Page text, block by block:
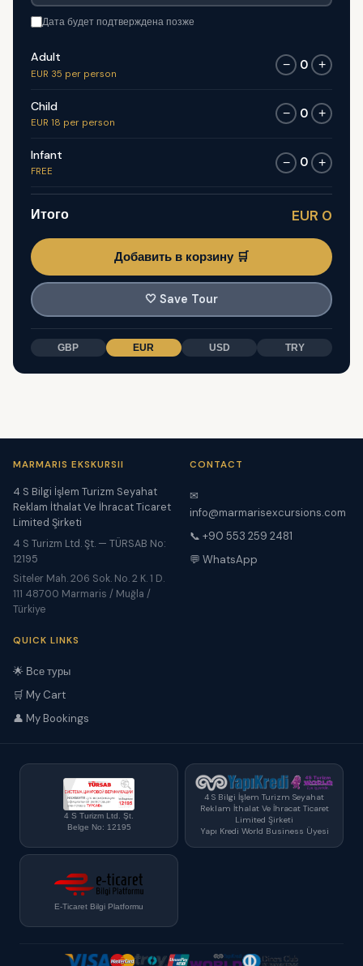
Дата будет подтверждена позже
Adult
EUR 35 per person
− 0 +
Child
EUR 18 per person
− 0 +
Infant
FREE
− 0 +
Итого EUR 0
Добавить в корзину 🛒
🤍 Save Tour
GBP EUR USD TRY
MARMARIS EKSKURSII
4 S Bilgi İşlem Turizm Seyahat
Reklam İthalat Ve İhracat Ticaret
Limited Şirketi
4 S Turizm Ltd. Şt. — TÜRSAB No:
12195
Siteler Mah. 206 Sok. No. 2 K. 1 D.
111 48700 Marmaris / Muğla /
Türkiye
CONTACT
✉
info@marmarisexcursions.com
📞 +90 553 259 2481
💬 WhatsApp
QUICK LINKS
🌟 Все туры
🛒 My Cart
👤 My Bookings
4 S Turizm Ltd. Şt.
Belge No: 12195
4 S Bilgi İşlem Turizm Seyahat
Reklam İthalat Ve İhracat Ticaret
Limited Şirketi
Yapı Kredi World Business Üyesi
E-Ticaret Bilgi Platformu